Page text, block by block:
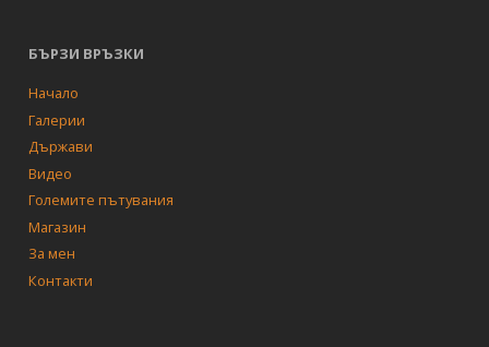
БЪРЗИ ВРЪЗКИ
Начало
Галерии
Държави
Видео
Големите пътувания
Магазин
За мен
Контакти